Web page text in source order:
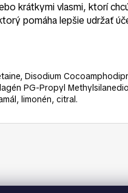
krátkymi vlasmi, ktorí
pomáha lepšie udržať
Disodium
PG-Propyl
limonén, citral.